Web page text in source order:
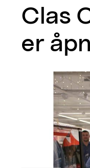
Clas
er